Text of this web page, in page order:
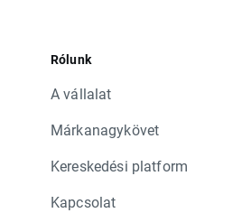
Rólunk
A vállalat
Márkanagykövet
Kereskedési platform
Kapcsolat